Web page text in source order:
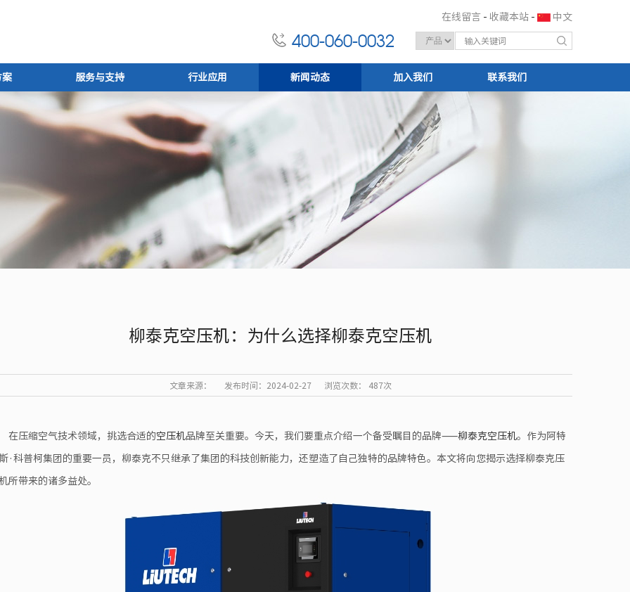
在线留言 - 收藏本站 - 中文
400-060-0032
案 服务与支持 行业应用 新闻动态 加入我们 联系我们
柳泰克空压机：为什么选择柳泰克空压机
文章来源： 发布时间：2024-02-27 浏览次数： 487次
在压缩空气技术领域，挑选合适的空压机品牌至关重要。今天，我们要重点介绍一个备受瞩目的品牌——柳泰克空压机。作为阿特
·科普柯集团的重要一员，柳泰克不只继承了集团的科技创新能力，还塑造了自己独特的品牌特色。本文将向您揭示选择柳泰克压
所带来的诸多益处。